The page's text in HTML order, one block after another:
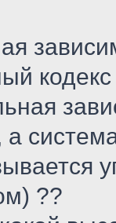
а
??